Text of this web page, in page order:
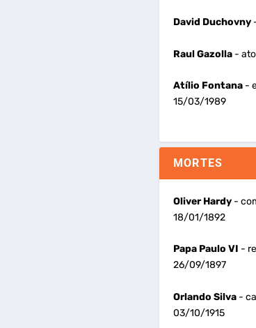
David Duchovny
Raul Gazolla-
Atílio Fontana-
15/03/1989
MORTES
Oliver Hardy-
18/01/1892
Papa Paulo VI -
26/09/1897
Orlando Silva-
03/10/1915